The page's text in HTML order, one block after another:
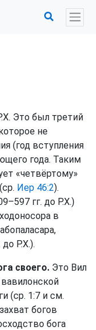
Это был третий
не
(год вступления
года. Таким
«четвёртому»
Иер 46:2).
гг. до Р.Х.)
в
Р.Х.).
своего. Это Вил
(ср. 1:7 и см.
богов
бога